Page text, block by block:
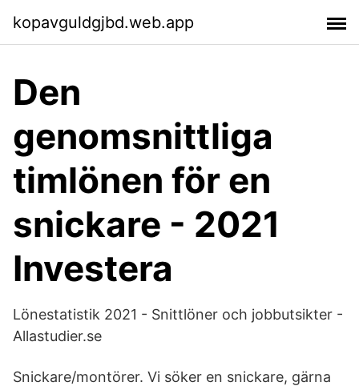
kopavguldgjbd.web.app
Den
genomsnittliga
timlönen för en
snickare - 2021
Investera
Lönestatistik 2021 - Snittlöner och jobbutsikter -
Allastudier.se
Snickare/montörer. Vi söker en snickare, gärna